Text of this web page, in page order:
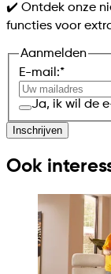
✔️ Ontdek onze
functies voor
Aanmelden
E-mail:*
Ja, ik wil de
Inschrijven
Ook